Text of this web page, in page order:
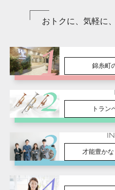
おトクに、気軽に
錦糸町
トラン
才能豊か